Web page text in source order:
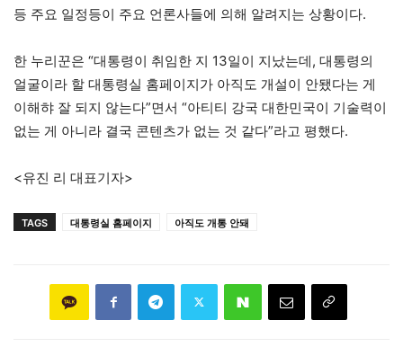
등 주요 일정등이 주요 언론사들에 의해 알려지는 상황이다.
한 누리꾼은 “대통령이 취임한 지 13일이 지났는데, 대통령의
얼굴이라 할 대통령실 홈페이지가 아직도 개설이 안됐다는 게
이해햐 잘 되지 않는다”면서 “아티티 강국 대한민국이 기술력이
없는 게 아니라 결국 콘텐츠가 없는 것 같다”라고 평했다.
<유진 리 대표기자>
TAGS 대통령실 홈페이지 아직도 개통 안돼